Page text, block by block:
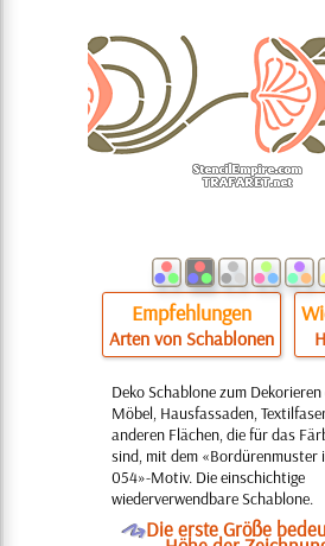
Empfehlungen
Arten von Schablonen
Deko Schablone zum
Möbel, Hausfassaden,
anderen Flächen, die für das
sind, mit dem «Bordürenmuster
054»-Motiv. Die einschichtige
wiederverwendbare Schablone.
ODie erste Größe